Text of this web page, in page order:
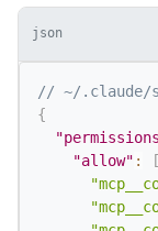
json
// ~/.claude/
{
"allow" :
[